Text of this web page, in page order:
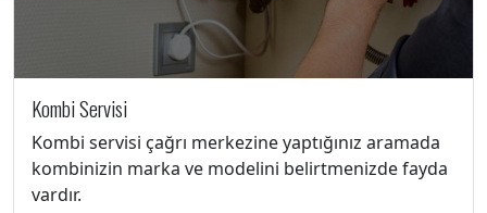
Kombi Servisi
Kombi servisi çağrı merkezine yaptığınız aramada
kombinizin marka ve modelini belirtmenizde fayda
vardır.